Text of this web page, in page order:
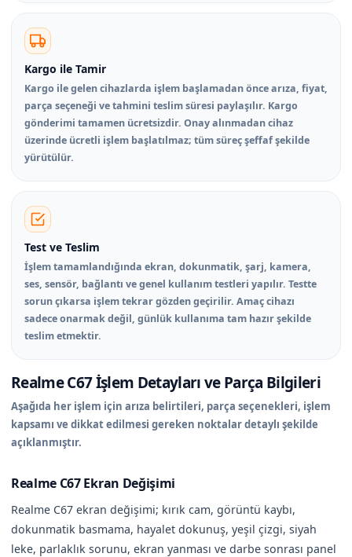
Kargo ile Tamir
Kargo ile gelen cihazlarda işlem başlamadan önce arıza, fiyat,
parça seçeneği ve tahmini teslim süresi paylaşılır. Kargo
gönderimi tamamen ücretsizdir. Onay alınmadan cihaz
üzerinde ücretli işlem başlatılmaz; tüm süreç şeffaf şekilde
yürütülür.
Test ve Teslim
İşlem tamamlandığında ekran, dokunmatik, şarj, kamera,
ses, sensör, bağlantı ve genel kullanım testleri yapılır. Testte
sorun çıkarsa işlem tekrar gözden geçirilir. Amaç cihazı
sadece onarmak değil, günlük kullanıma tam hazır şekilde
teslim etmektir.
Realme C67 İşlem Detayları ve Parça Bilgileri
Aşağıda her işlem için arıza belirtileri, parça seçenekleri, işlem
kapsamı ve dikkat edilmesi gereken noktalar detaylı şekilde
açıklanmıştır.
Realme C67 Ekran Değişimi
Realme C67 ekran değişimi; kırık cam, görüntü kaybı,
dokunmatik basmama, hayalet dokunuş, yeşil çizgi, siyah
leke, parlaklık sorunu, ekran yanması ve darbe sonrası panel